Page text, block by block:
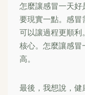
怎麼讓感冒一天
要現實一點。感
可以讓過程更順
核心。怎麼讓感
高。
最後，我想說，